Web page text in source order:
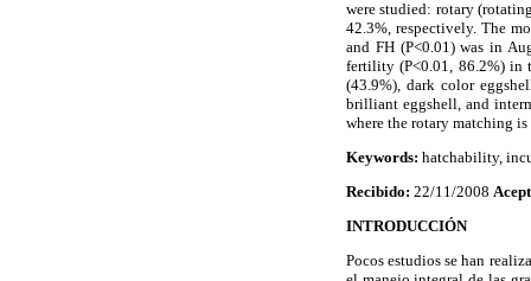
were studied: rotary
42.3%, respectively. The
and FH (P<0.01) was in
fertility (P<0.01, 86.2%) in
(43.9%), dark color
brilliant eggshell, and
where the rotary matching
Keywords: hatchability,
Recibido: 22/11/2008
INTRODUCCIÓN
Pocos estudios se han